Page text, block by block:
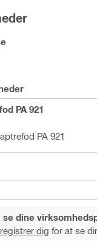
PA 921
PA 921
se dine
dig for at se